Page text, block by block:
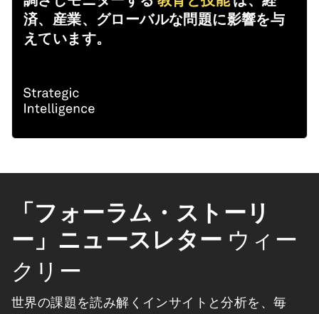
済、産業、グローバルな問題に影響を与
えています。
「フォーラム・ストーリ
ー」ニュースレター ウィー
クリー
世界の課題を読み解くインサイトと分析を、毎